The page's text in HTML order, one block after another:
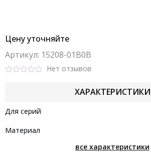
Цену уточняйте
Aртикул: 15208-01B0B
5
Нет отзывов
ХАРАКТЕРИСТИКИ
Для серий
Материал
все характеристики